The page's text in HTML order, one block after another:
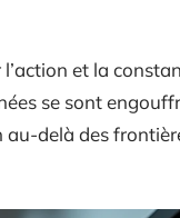
et la
se sont
au-delà des